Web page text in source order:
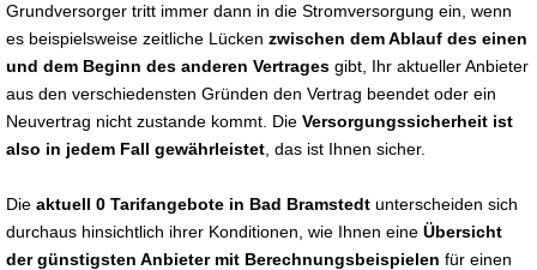
Grundversorger tritt immer dann in die Stromversorgung ein, wenn
es beispielsweise zeitliche Lücken zwischen dem Ablauf des einen
und dem Beginn des anderen Vertrages gibt, Ihr aktueller Anbieter
aus den verschiedensten Gründen den Vertrag beendet oder ein
Neuvertrag nicht zustande kommt. Die Versorgungssicherheit ist
also in jedem Fall gewährleistet , das ist Ihnen sicher.
Die aktuell 0 Tarifangebote in Bad Bramstedt unterscheiden sich
durchaus hinsichtlich ihrer Konditionen, wie Ihnen eine Übersicht
der günstigsten Anbieter mit Berechnungsbeispielen für einen